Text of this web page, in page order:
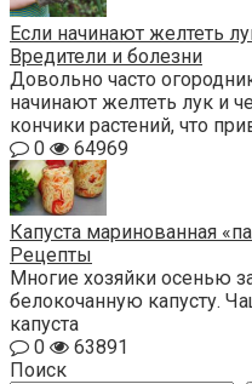
Если начинают желтеть
Вредители и болезни
Довольно часто
начинают желтеть лук и
кончики растений, что
0
64969
Капуста маринованная
Рецепты
Многие хозяйки осенью
белокочанную капусту.
капуста
0
63891
Поиск